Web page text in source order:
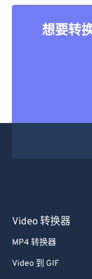
想要转
Video 转换器
MP4 转换器
Video 到 GIF